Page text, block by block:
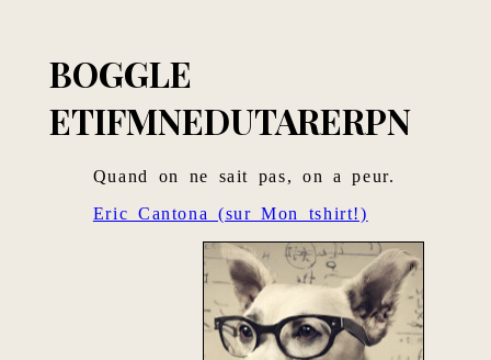
BOGGLE
ETIFMNEDUTARERPN
Quand on ne sait pas, on a peur.
Eric Cantona (sur Mon tshirt!)